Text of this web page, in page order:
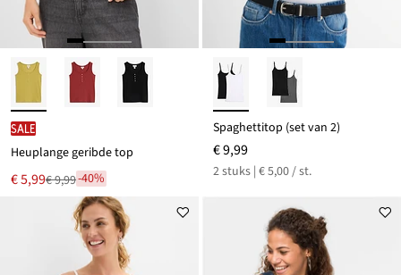
SALE
Heuplange geribde top
Nu
voor
€ 5,99
Van € 9,99-40%
Spaghettitop (set van 2)
€ 9,99
2 stuks | € 5,00 / st.